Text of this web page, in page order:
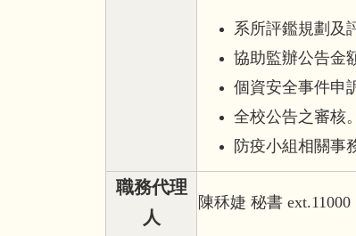
系所評鑑規劃及
協助監辦公告金
個資安全事件申
全校公告之審核。
防疫小組相關事
職務代理
人
陳秝婕 秘書 ext.11000